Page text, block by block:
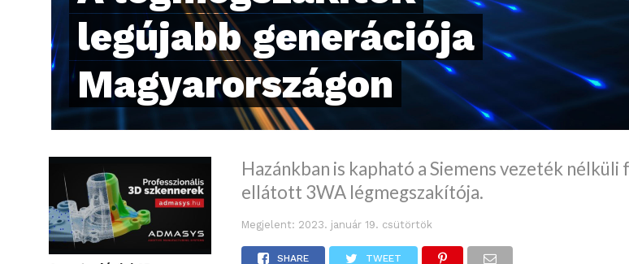
legújabb generációja
Magyarországon
Hazánkban is kapható a Siemens vezeték nélküli
ellátott 3WA légmegszakítója.
Megjelent: 2023. január 19. csütörtök
SHARE TWEET